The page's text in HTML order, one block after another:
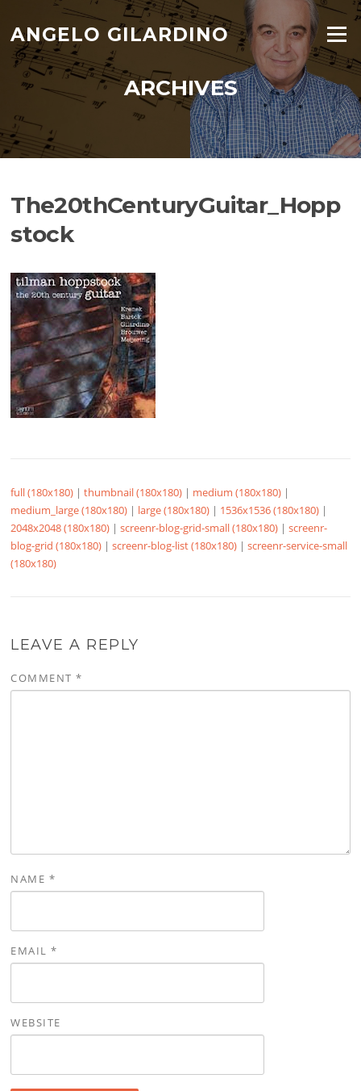
content
ANGELO GILARDINO Menu
ARCHIVES
The20thCenturyGuitar_Hopp
stock
full (180x180) |thumbnail (180x180) | medium (180x180) |
medium_large (180x180) | large (180x180) | 1536x1536 (180x180) |
2048x2048 (180x180) |screenr-blog-grid-small (180x180) |screenr-
blog-grid (180x180) |screenr-blog-list (180x180) |screenr-service-small
(180x180)
LEAVE A REPLY
COMMENT*
NAME *
EMAIL*
WEBSITE